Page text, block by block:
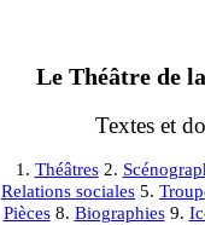
Le Théâtre de
Textes et
1. Théâtres2.
Relations sociales 5.
Pièces8. Biographies9.